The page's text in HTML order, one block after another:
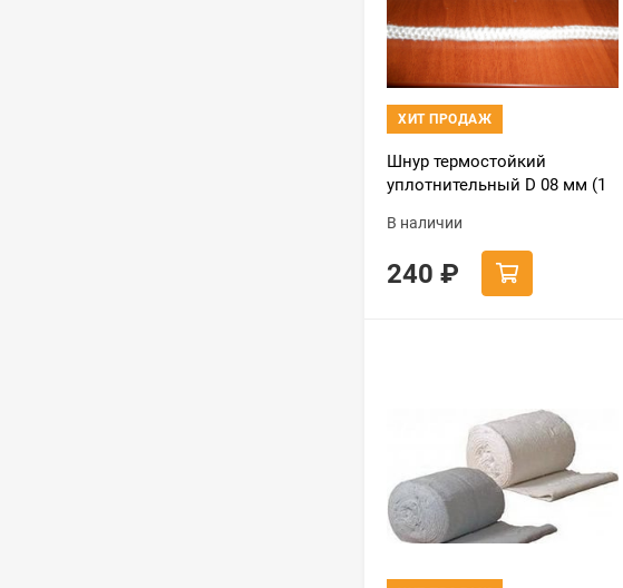
ХИТ ПРОДАЖ
Шнур термостойкий
уплотнительный D 08 мм (1
В наличии
240 ₽